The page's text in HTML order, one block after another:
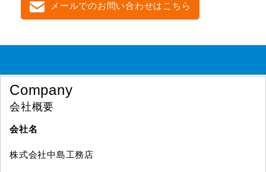
メールでのお問い合わせはこちら
Company
会社概要
会社名
株式会社中島工務店